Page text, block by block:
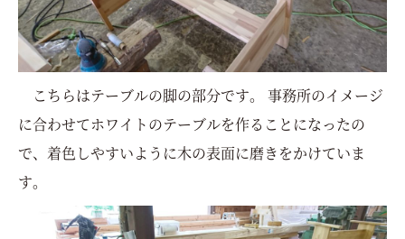
こちらはテーブルの脚の部分です。 事務所のイメージ
に合わせてホワイトのテーブルを作ることになったの
で、着色しやすいように木の表面に磨きをかけていま
す。